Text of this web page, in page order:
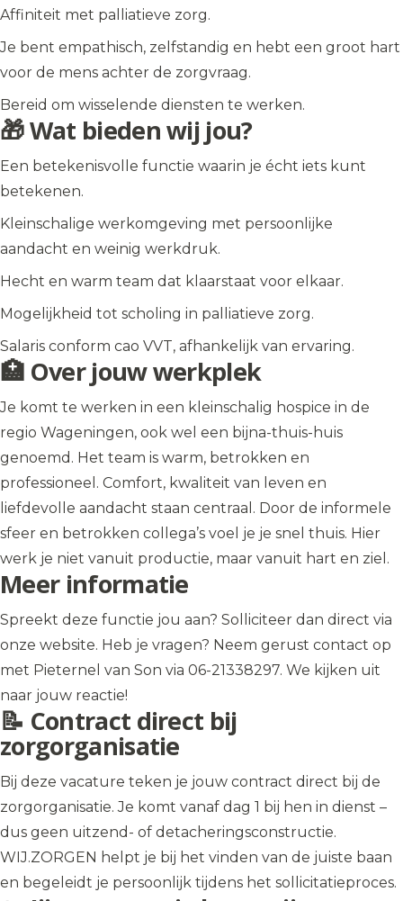
Affiniteit met palliatieve zorg.
Je bent empathisch, zelfstandig en hebt een groot hart
voor de mens achter de zorgvraag.
Bereid om wisselende diensten te werken.
🎁 Wat bieden wij jou?
Een betekenisvolle functie waarin je écht iets kunt
betekenen.
Kleinschalige werkomgeving met persoonlijke
aandacht en weinig werkdruk.
Hecht en warm team dat klaarstaat voor elkaar.
Mogelijkheid tot scholing in palliatieve zorg.
Salaris conform cao VVT, afhankelijk van ervaring.
🏥 Over jouw werkplek
Je komt te werken in een kleinschalig hospice in de
regio Wageningen, ook wel een bijna-thuis-huis
genoemd. Het team is warm, betrokken en
professioneel. Comfort, kwaliteit van leven en
liefdevolle aandacht staan centraal. Door de informele
sfeer en betrokken collega’s voel je je snel thuis. Hier
werk je niet vanuit productie, maar vanuit hart en ziel.
Meer informatie
Spreekt deze functie jou aan? Solliciteer dan direct via
onze website. Heb je vragen? Neem gerust contact op
met Pieternel van Son via 06-21338297. We kijken uit
naar jouw reactie!
📝 Contract direct bij
zorgorganisatie
Bij deze vacature teken je jouw contract direct bij de
zorgorganisatie. Je komt vanaf dag 1 bij hen in dienst –
dus geen uitzend- of detacheringsconstructie.
WIJ.ZORGEN helpt je bij het vinden van de juiste baan
en begeleidt je persoonlijk tijdens het sollicitatieproces.